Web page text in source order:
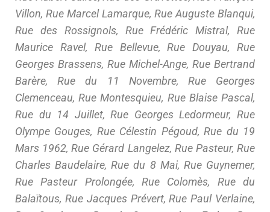
Villon, Rue Marcel Lamarque, Rue Auguste Blanqui,
Rue des Rossignols, Rue Frédéric Mistral, Rue
Maurice Ravel, Rue Bellevue, Rue Douyau, Rue
Georges Brassens, Rue Michel-Ange, Rue Bertrand
Barère, Rue du 11 Novembre, Rue Georges
Clemenceau, Rue Montesquieu, Rue Blaise Pascal,
Rue du 14 Juillet, Rue Georges Ledormeur, Rue
Olympe Gouges, Rue Célestin Pégoud, Rue du 19
Mars 1962, Rue Gérard Langelez, Rue Pasteur, Rue
Charles Baudelaire, Rue du 8 Mai, Rue Guynemer,
Rue Pasteur Prolongée, Rue Colomès, Rue du
Balaïtous, Rue Jacques Prévert, Rue Paul Verlaine,